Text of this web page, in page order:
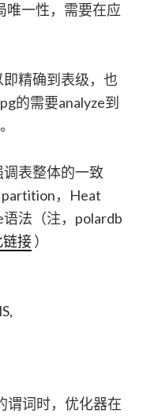
唯一性，需要在应
精确到表级，也
的需要analyze到
表整体的一致
，Heat
法（注，polardb
链接）
谓词时，优化器在